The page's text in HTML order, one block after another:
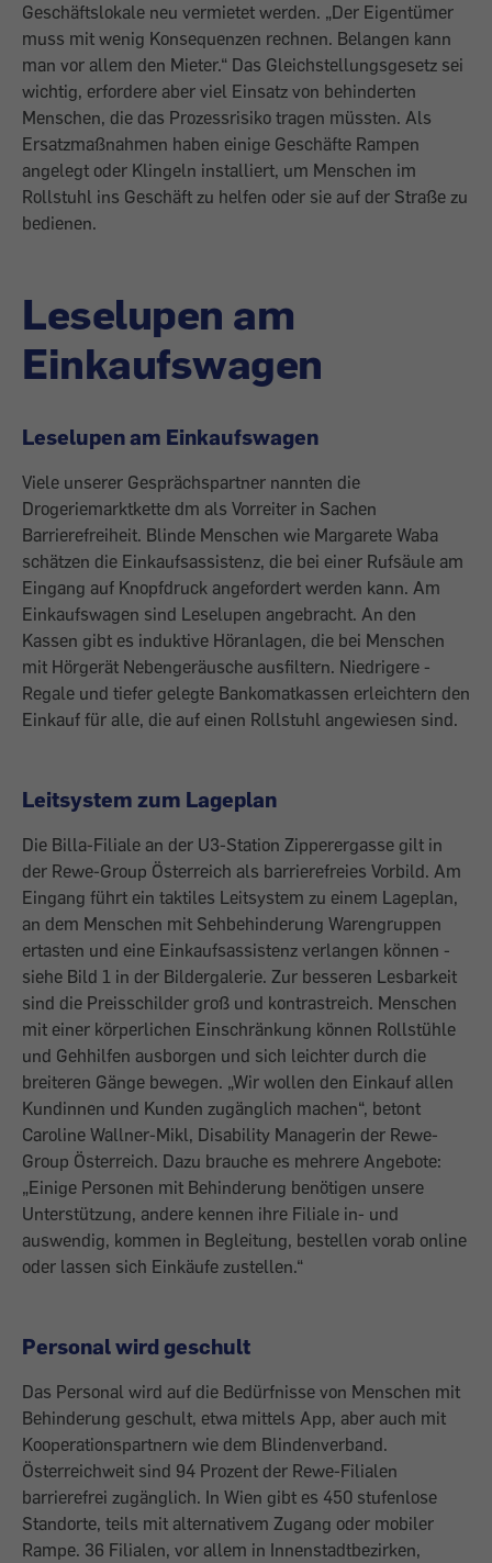
Geschäftslokale neu vermietet werden. „Der Eigentümer
muss mit wenig Konsequenzen rechnen. Belangen kann
man vor allem den Mieter.“ Das Gleichstellungsgesetz sei
wichtig, erfordere aber viel Einsatz von behin­derten
Menschen, die das Prozessrisiko tragen müssten. Als
Ersatzmaßnahmen haben einige Geschäfte Rampen
angelegt oder Klingeln installiert, um Menschen im
Rollstuhl ins Geschäft zu helfen oder sie auf der Straße zu
bedienen.
Leselupen am
Einkaufswagen
Leselupen am Einkaufswagen
Viele unserer Gesprächspartner nannten die
Drogeriemarktkette dm als Vorreiter in Sachen
Barrierefreiheit. Blinde Menschen wie Margarete Waba
schätzen die Einkaufs­­assistenz, die bei einer Rufsäule am
Eingang auf Knopfdruck angefordert werden kann. Am
Einkaufswagen sind Leselupen angebracht. An den
Kassen gibt es induktive Höranlagen, die bei Menschen
mit Hörgerät Nebengeräusche ausfiltern. Niedrigere ­
Regale und tiefer gelegte Bankomatkassen erleichtern den
Einkauf für alle, die auf ­einen Rollstuhl angewiesen sind.
Leitsystem zum Lageplan
Die Billa-Filiale an der U3-Station Zipperergasse gilt in
der Rewe-Group Österreich als barrierefreies Vorbild. Am
Eingang führt ein taktiles Leitsystem zu einem Lageplan,
an dem Menschen mit Sehbehinderung Warengruppen
ertasten und eine Einkaufsassistenz verlangen können -
siehe Bild 1 in der Bildergalerie. Zur besseren Lesbarkeit
sind die Preisschilder groß und kon­trastreich. Menschen
mit einer körperlichen Einschränkung können Rollstühle
und Gehhilfen ausborgen und sich leichter durch die
breiteren Gänge bewegen. „Wir wollen den Einkauf allen
Kundinnen und Kunden zugänglich machen“, betont
Caroline Wallner-Mikl, Disability Managerin der Rewe-
Group Österreich. Dazu brauche es mehrere Angebote:
„Einige Personen mit Behinderung benötigen unsere
Unterstützung, andere kennen ihre Filiale in- und
auswendig, kommen in Begleitung, bestellen vorab ­online
oder lassen sich Einkäufe zustellen.“
Personal wird geschult
Das Personal wird auf die Bedürfnisse von Menschen mit
Behinderung geschult, etwa mittels App, aber auch mit
Kooperationspartnern wie dem Blindenverband.
Österreichweit sind 94 Prozent der Rewe-Filialen
barrierefrei zugänglich. In Wien gibt es 450 stufenlose
Standorte, teils mit alternativem Zugang oder mobiler
Rampe. 36 Filialen, vor allem in Innenstadtbezirken,